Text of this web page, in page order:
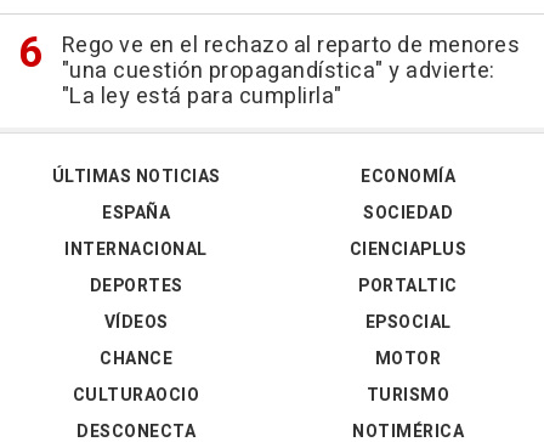
Rego ve en el rechazo al reparto de menores
"una cuestión propagandística" y advierte:
"La ley está para cumplirla"
ÚLTIMAS NOTICIAS
ESPAÑA
INTERNACIONAL
DEPORTES
VÍDEOS
ECONOMÍA
SOCIEDAD
CIENCIAPLUS
PORTALTIC
EPSOCIAL
CHANCE
CULTURAOCIO
DESCONECTA
MOTOR
TURISMO
NOTIMÉRICA